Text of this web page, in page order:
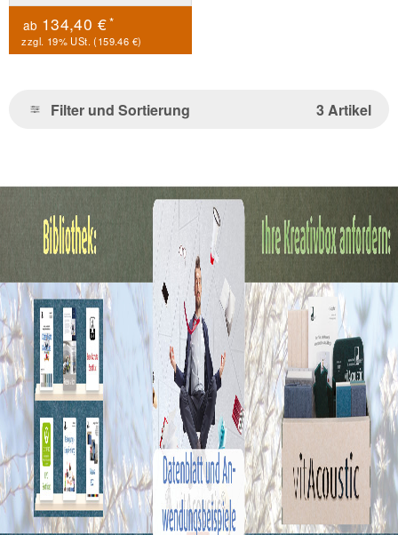
ab 134,40 €*
zzgl. 19% USt. (159.46 €)
Filter und Sortierung 3 Artikel